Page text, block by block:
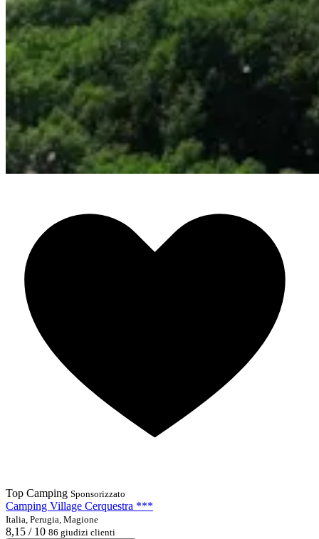
Top Camping Sponsorizzato
Camping Village Cerquestra ***
Italia, Perugia, Magione
8,15 / 10 86 giudizi clienti